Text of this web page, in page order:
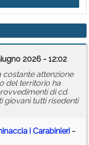
2026 - 12:02
costante attenzione
del territorio ha
di cd.
giovani tutti risedenti
i Carabinieri -